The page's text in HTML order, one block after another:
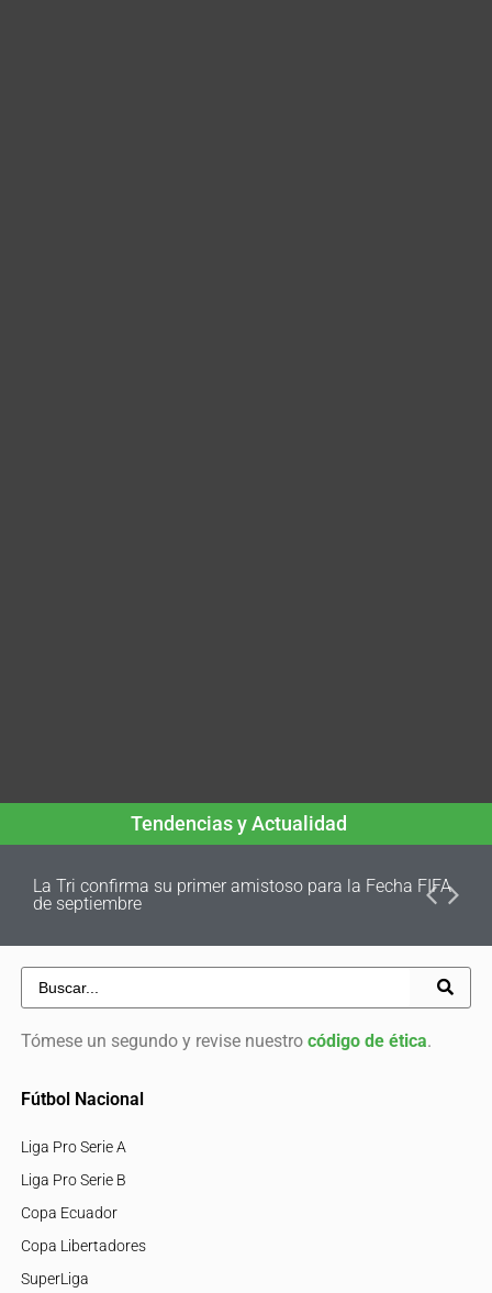
Tendencias y Actualidad
La Tri confirma su primer amistoso para la Fecha FIFA
de septiembre
Tómese un segundo y revise nuestro código de ética.
Fútbol Nacional
Liga Pro Serie A
Liga Pro Serie B
Copa Ecuador
Copa Libertadores
SuperLiga